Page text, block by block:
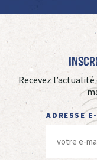
Recevez
ADRESSE